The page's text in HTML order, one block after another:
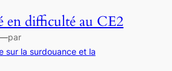
en difficulté au CE2
par
sur la surdouance et la